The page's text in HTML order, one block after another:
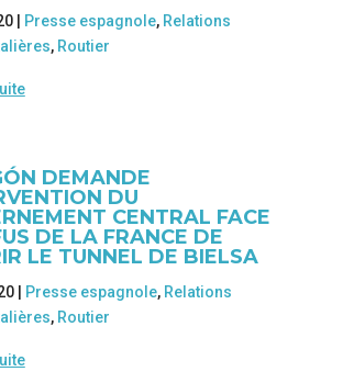
| Presse espagnole, Relations
, Routier
DEMANDE
DU
CENTRAL FACE
DE LA FRANCE DE
LE TUNNEL DE BIELSA
| Presse espagnole, Relations
, Routier